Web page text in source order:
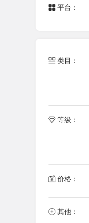
平台：
类目：
等级：
价格：
其他：